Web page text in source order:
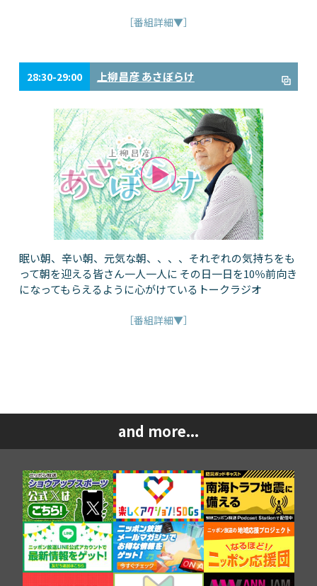
［番組詳細▼］
28:30-29:00 上柳昌彦 あさぼらけ
眠い朝、辛い朝、元気な朝、、、、それぞれの気持ちをも
って朝を迎える皆さん一人一人に その日一日を10％前向き
になってもらえるように心がけているトークラジオ
［番組詳細▼］
and more...